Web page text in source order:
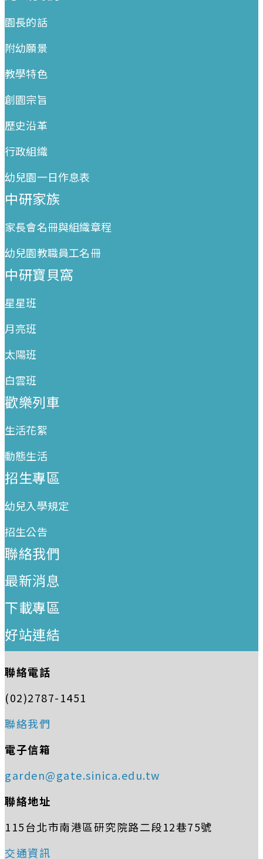
園長的話
附幼願景
教學特色
創園宗旨
歷史沿革
行政組織
幼兒園一日作息表
中研家族
家長會名冊與組織章程
幼兒園教職員工名冊
中研寶貝窩
星星班
月亮班
太陽班
白雲班
歡樂列車
生活花絮
動態生活
招生專區
幼兒入學規定
招生公告
聯絡我們
最新消息
下載專區
好站連結
聯絡電話
(02)2787-1451
聯絡我們
電子信箱
garden@gate.sinica.edu.tw
聯絡地址
115台北市南港區研究院路二段12巷75號
交通資訊